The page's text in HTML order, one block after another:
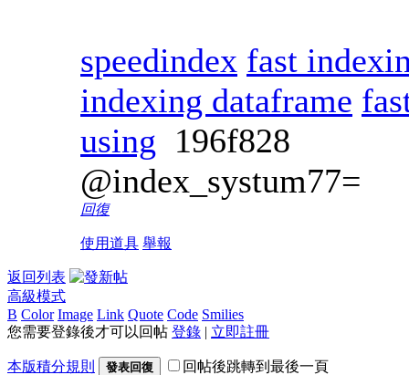
speedindex fast
indexing dataframe
using 196f828
@index_systum77=
回復
使用道具 舉報
返回列表
高級模式
B Color Image Link Quote Code Smilies
您需要登錄後才可以回帖 登錄 | 立即註冊
本版積分規則 發表回復 回帖後跳轉到最後一頁